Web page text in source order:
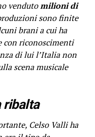
vendutomilioni di
sono finite
brani a cui ha
con riconoscimenti
di lui l’Italia non
scena musicale
ribalta
Celso Valli ha